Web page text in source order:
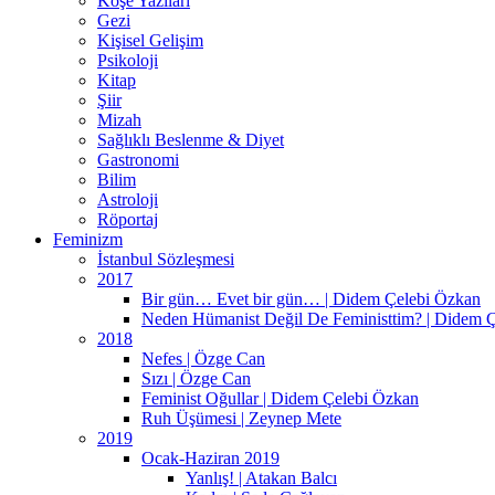
Gezi
Kişisel Gelişim
Psikoloji
Kitap
Şiir
Mizah
Sağlıklı Beslenme & Diyet
Gastronomi
Bilim
Astroloji
Röportaj
Feminizm
İstanbul Sözleşmesi
2017
Bir gün… Evet bir gün… | Didem Çelebi Özkan
Neden Hümanist Değil De Feministtim? | Didem
2018
Nefes | Özge Can
Sızı | Özge Can
Feminist Oğullar | Didem Çelebi Özkan
Ruh Üşümesi | Zeynep Mete
2019
Ocak-Haziran 2019
Yanlış! | Atakan Balcı